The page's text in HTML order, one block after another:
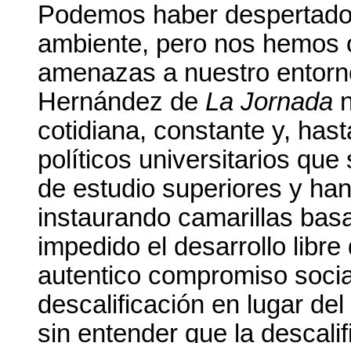
Podemos haber
ambiente, pero nos
amenazas a nuestro
Hernández de La Jornada
cotidiana, constante y,
políticos universitarios
de estudio superiores y
instaurando camarillas
impedido el desarrollo
autentico compromiso
descalificación en lugar
sin entender que la